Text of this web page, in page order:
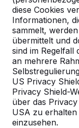
diese Cookies
Informationen,
sammelt,
übermittelt und
sind im Regelfall
an mehrere
US Privacy
Privacy Shield-
über das
USA zu
einzusehen.